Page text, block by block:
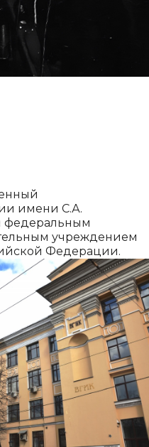
имени С.А.
федеральным
учреждением
Федерации.